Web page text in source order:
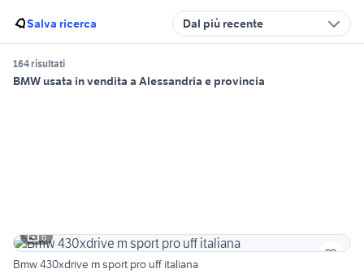
Salva ricerca Dal più recente
164 risultati
BMW usata in vendita a Alessandria e provincia
6
Bmw 430xdrive m sport pro uff italiana